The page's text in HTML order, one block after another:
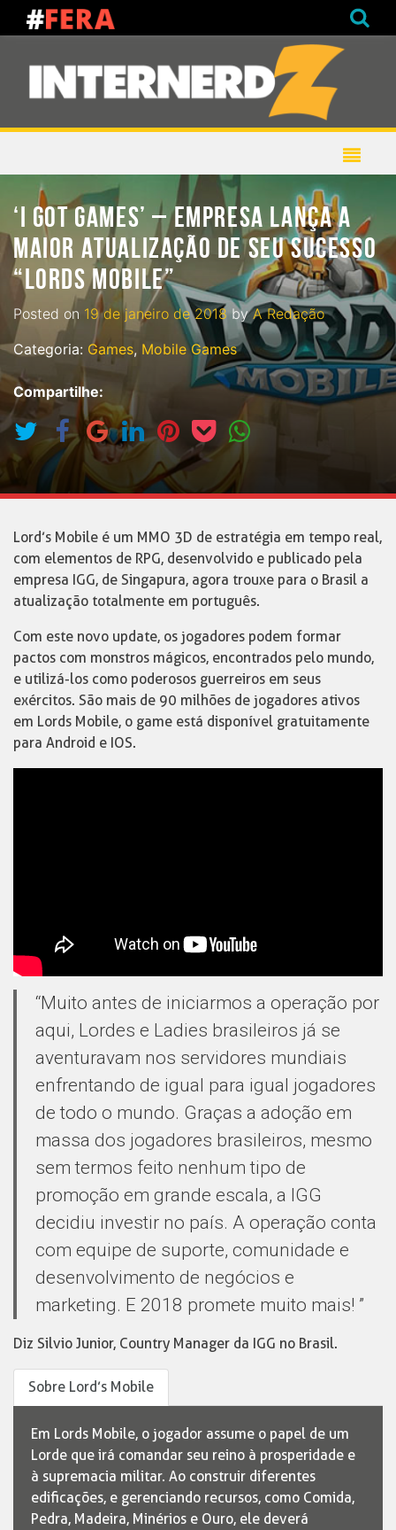
‘I GOT GAMES’ – EMPRESA LANÇA A
MAIOR ATUALIZAÇÃO DE SEU SUCESSO
“LORDS MOBILE”
Posted on 19 de janeiro de 2018byA Redação
Categoria: Games, Mobile Games
Compartilhe:
Lord’s Mobile é um MMO 3D de estratégia em tempo real,
com elementos de RPG, desenvolvido e publicado pela
empresa IGG, de Singapura, agora trouxe para o Brasil a
atualização totalmente em português.
Com este novo update, os jogadores podem formar
pactos com monstros mágicos, encontrados pelo mundo,
e utilizá-los como poderosos guerreiros em seus
exércitos. São mais de 90 milhões de jogadores ativos
em Lords Mobile, o game está disponível gratuitamente
para Android e IOS.
“Muito antes de iniciarmos a operação por
aqui, Lordes e Ladies brasileiros já se
aventuravam nos servidores mundiais
enfrentando de igual para igual jogadores
de todo o mundo. Graças a adoção em
massa dos jogadores brasileiros, mesmo
sem termos feito nenhum tipo de
promoção em grande escala, a IGG
decidiu investir no país. A operação conta
com equipe de suporte, comunidade e
desenvolvimento de negócios e
marketing. E 2018 promete muito mais! ”
Diz Silvio Junior, Country Manager da IGG no Brasil.
Sobre Lord’s Mobile
Em Lords Mobile, o jogador assume o papel de um
Lorde que irá comandar seu reino à prosperidade e
à supremacia militar. Ao construir diferentes
edificações, e gerenciando recursos, como Comida,
Pedra, Madeira, Minérios e Ouro, ele deverá